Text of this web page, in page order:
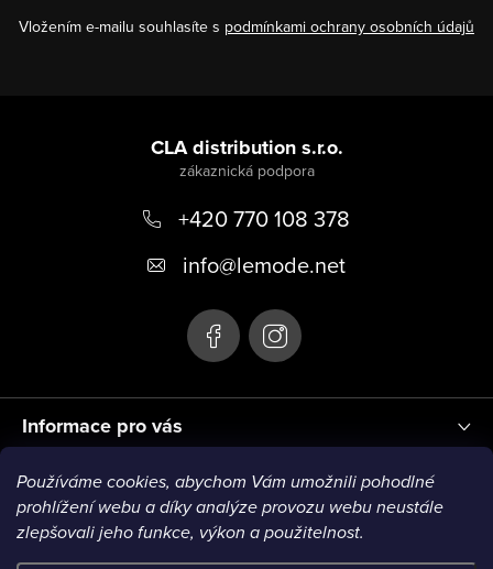
Používáme cookies, abychom Vám umožnili pohodlné
prohlížení webu a díky analýze provozu webu neustále
zlepšovali jeho funkce, výkon a použitelnost.
Vložením e-mailu souhlasíte s podmínkami ochrany osobních údajů
Informace pro vás
CLA distribution s.r.o.
+420 770 108 378
info@lemode.net
Blog